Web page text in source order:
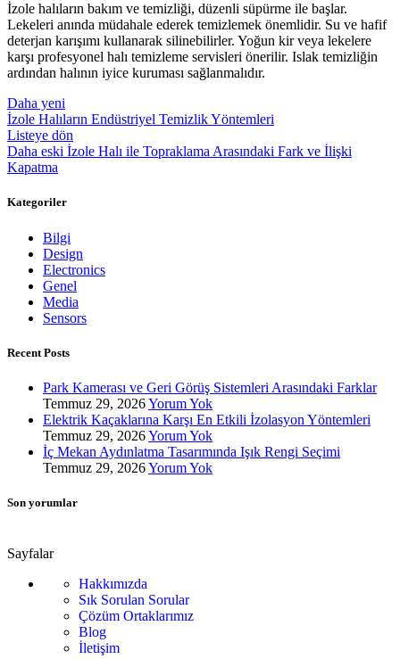
İzole halıların bakım ve temizliği, düzenli süpürme ile başlar.
Lekeleri anında müdahale ederek temizlemek önemlidir. Su ve hafif
deterjan karışımı kullanarak silinebilirler. Yoğun kir veya lekelere
karşı profesyonel halı temizleme servisleri önerilir. Islak temizliğin
ardından halının iyice kuruması sağlanmalıdır.
Daha yeni
İzole Halıların Endüstriyel Temizlik Yöntemleri
Listeye dön
Daha eski İzole Halı ile Topraklama Arasındaki Fark ve İlişki
Kapatma
Kategoriler
Bilgi
Design
Electronics
Genel
Media
Sensors
Recent Posts
Park Kamerası ve Geri Görüş Sistemleri Arasındaki Farklar
Temmuz 29, 2026Yorum Yok
Elektrik Kaçaklarına Karşı En Etkili İzolasyon Yöntemleri
Temmuz 29, 2026Yorum Yok
İç Mekan Aydınlatma Tasarımında Işık Rengi Seçimi
Temmuz 29, 2026Yorum Yok
Son yorumlar
Sayfalar
Hakkımızda
Sık Sorulan Sorular
Çözüm Ortaklarımız
Blog
İletişim